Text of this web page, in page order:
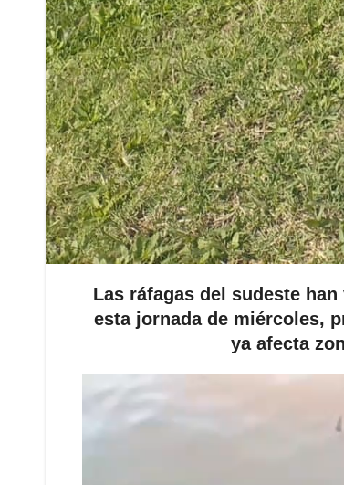
Las ráfagas del sudeste
esta jornada de miércoles,
ya afecta